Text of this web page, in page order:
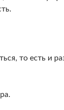
то есть и